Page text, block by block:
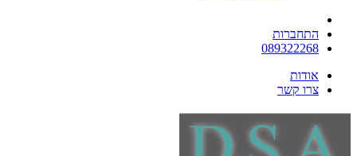
התחברות
089322268
אודות
צרו קשר